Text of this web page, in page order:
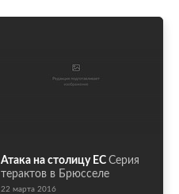
Атака на столицу ЕС Серия
терактов в Брюсселе
22 марта 2016